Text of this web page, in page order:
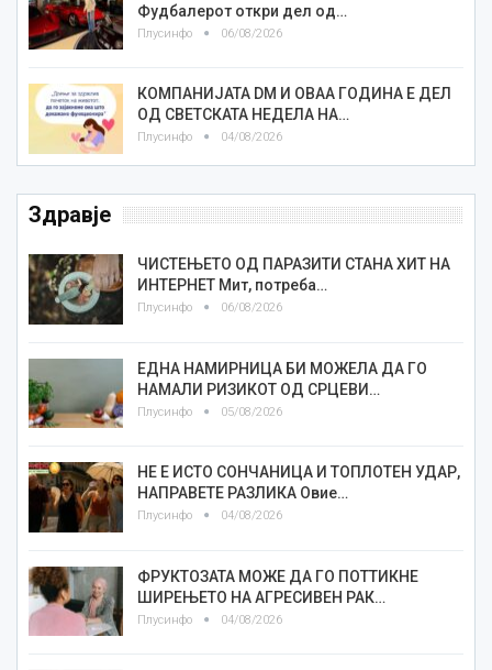
Фудбалерот откри дел од…
Плусинфо 06/08/2026
КОМПАНИЈАТА DM И ОВАА ГОДИНА Е ДЕЛ
ОД СВЕТСКАТА НЕДЕЛА НА…
Плусинфо 04/08/2026
Здравје
ЧИСТЕЊЕТО ОД ПАРАЗИТИ СТАНА ХИТ НА
ИНТЕРНЕТ Мит, потреба…
Плусинфо 06/08/2026
ЕДНА НАМИРНИЦА БИ МОЖЕЛА ДА ГО
НАМАЛИ РИЗИКОТ ОД СРЦЕВИ…
Плусинфо 05/08/2026
НЕ Е ИСТО СОНЧАНИЦА И ТОПЛОТЕН УДАР,
НАПРАВЕТЕ РАЗЛИКА Овие…
Плусинфо 04/08/2026
ФРУКТОЗАТА МОЖЕ ДА ГО ПОТТИКНЕ
ШИРЕЊЕТО НА АГРЕСИВЕН РАК…
Плусинфо 04/08/2026